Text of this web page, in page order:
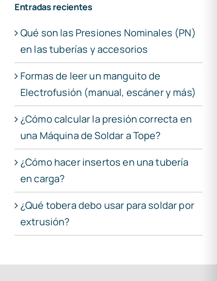
Entradas recientes
Qué son las Presiones Nominales (PN)
en las tuberías y accesorios
Formas de leer un manguito de
Electrofusión (manual, escáner y más)
¿Cómo calcular la presión correcta en
una Máquina de Soldar a Tope?
¿Cómo hacer insertos en una tubería
en carga?
¿Qué tobera debo usar para soldar por
extrusión?